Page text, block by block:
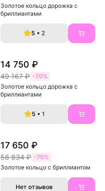
Золотое кольцо дорожка с
бриллиантами
5 • 2
14 750 ₽
49 167 ₽ -70%
Золотое кольцо дорожка с
бриллиантами
5 • 1
17 650 ₽
58 834 ₽ -70%
Золотое кольцо с бриллиантом
Нет отзывов